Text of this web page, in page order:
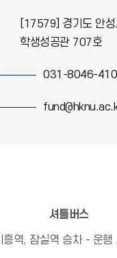
[17579] 경기도 안
학생성공관 707호
031-8046-
셔틀버스
역, 잠실역 승차 - 운행